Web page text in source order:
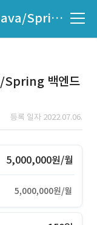
종교 단체 사용자용 서비스 Java/Spring 백엔드
Spring 백엔드
등록 일자 2022.07.06.
5,000,000원/월
5,000,000원/월